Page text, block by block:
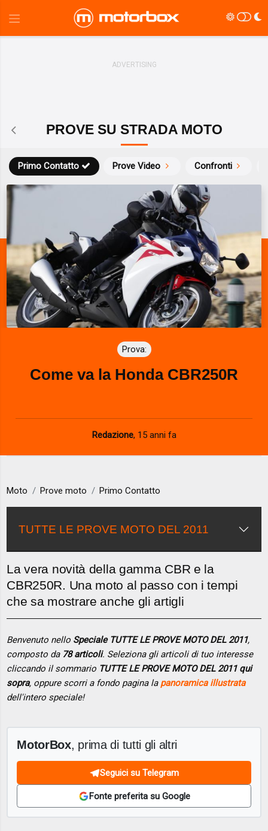
PROVE SU STRADA MOTO
Prove Video Confronti
Primo Contatto
Prova:
Come va la Honda CBR250R
Redazione, 15 anni fa
Moto Prove moto Primo Contatto
TUTTE LE PROVE MOTO DEL 2011
La vera novità della gamma CBR e la
CBR250R. Una moto al passo con i tempi
che sa mostrare anche gli artigli
Benvenuto nello Speciale TUTTE LE PROVE MOTO DEL 2011,
composto da 78 articoli. Seleziona gli articoli di tuo interesse
cliccando il sommario TUTTE LE PROVE MOTO DEL 2011 qui
sopra, oppure scorri a fondo pagina la panoramica illustrata
dell'intero speciale!
MotorBox, prima di tutti gli altri
Seguici su Telegram
Fonte preferita su Google